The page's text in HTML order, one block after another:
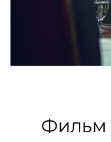
Фильм